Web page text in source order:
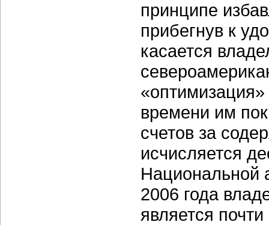
принципе
прибегнув к
касается
времени им
счетов за
исчисляется
Национальной
2006 года
является